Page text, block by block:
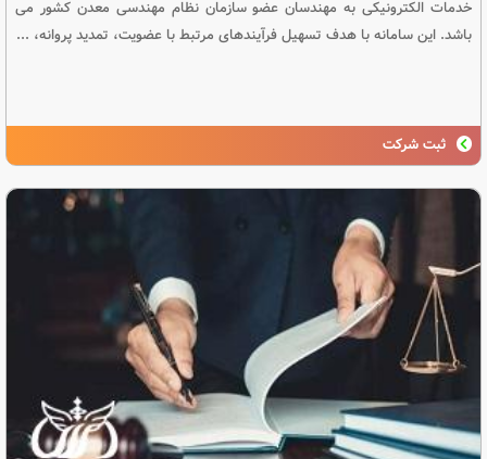
خدمات الکترونیکی به مهندسان عضو سازمان نظام مهندسی معدن کشور می
باشد. این سامانه با هدف تسهیل فرآیندهای مرتبط با عضویت، تمدید پروانه، ...
ثبت شرکت